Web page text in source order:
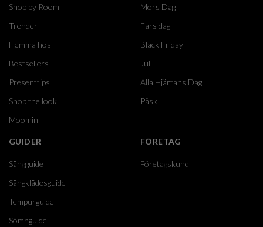
Shop by Room
Trender
Hemma hos
Bestsellers
Presenttips
Shop the look
Moomin
Mors Dag
Fars dag
Black Friday
Jul
Alla Hjärtans Dag
Påsk
GUIDER
Sängguide
Sängklädesguide
Tempurguide
Sömnguide
FÖRETAG
Företagskund